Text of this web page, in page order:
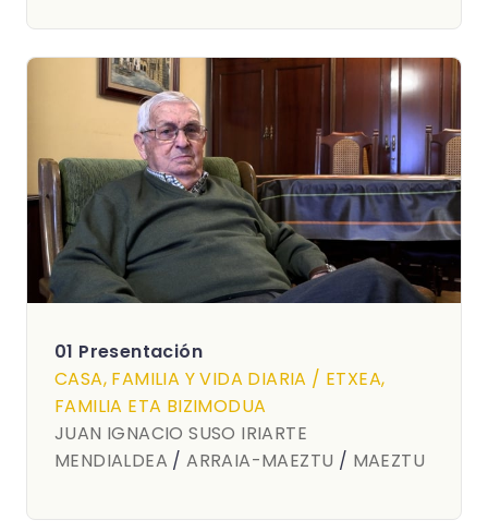
01 Presentación
CASA, FAMILIA Y VIDA DIARIA / ETXEA,
FAMILIA ETA BIZIMODUA
JUAN IGNACIO SUSO IRIARTE
MENDIALDEA /ARRAIA-MAEZTU / MAEZTU